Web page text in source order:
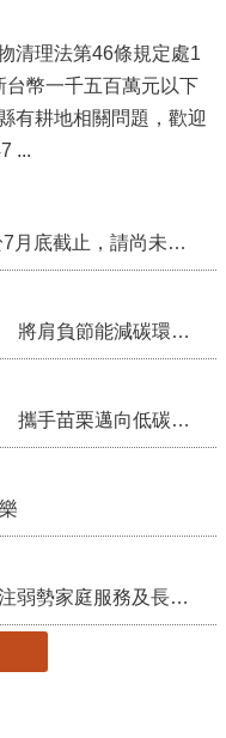
清理法第46條規定處1
幣一千五百萬元以下
有耕地相關問題，歡迎
洽詢本府地政處地權科（037-55947 ...
115年第2季固定源空污費申報已於7月底截止，請尚未申報公私場所儘速完成申繳，以免面臨滯納金及罰鍰!
冠軍建材「近零展望建材館」啟用 將肩負節能減碳環境教育重任
冠軍建材「近零展望建材館」啟用 攜手苗栗邁向低碳建築新未來
苗栗玉清宮捐贈500萬元給縣府 挹注弱勢家庭服務及長照醫療資源